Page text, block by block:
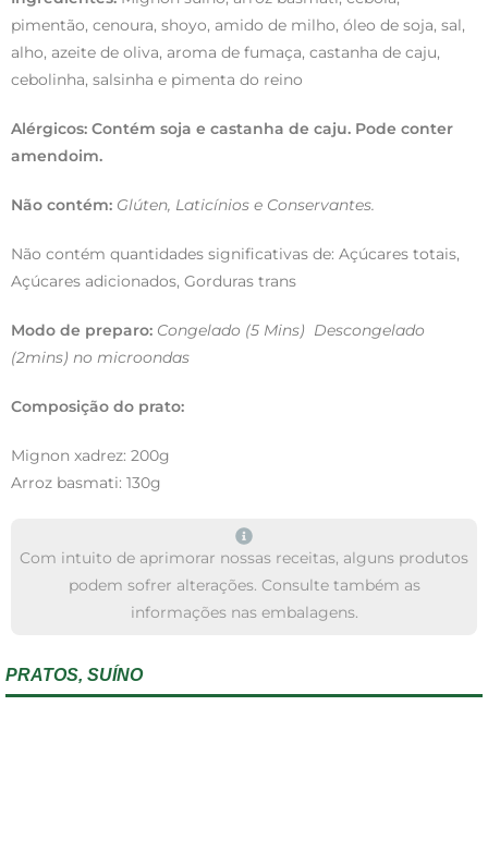
pimentão, cenoura, shoyo, amido de milho, óleo de soja, sal,
alho, azeite de oliva, aroma de fumaça, castanha de caju,
cebolinha, salsinha e pimenta do reino
Alérgicos: Contém soja e castanha de caju. Pode conter
amendoim.
Não contém: Glúten, Laticínios e Conservantes.
Não contém quantidades significativas de: Açúcares totais,
Açúcares adicionados, Gorduras trans
Modo de preparo: Congelado (5 Mins) Descongelado
(2mins) no microondas
Composição do prato:
Mignon xadrez: 200g
Arroz basmati: 130g
Com intuito de aprimorar nossas receitas, alguns produtos
podem sofrer alterações. Consulte também as
informações nas embalagens.
PRATOS, SUÍNO